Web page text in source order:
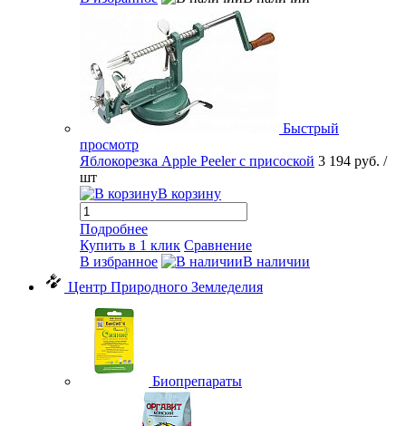
Быстрый
просмотр
Яблокорезка Apple Peeler с присоской 3 194 руб. /
шт
В корзину
Подробнее
Купить в 1 клик Сравнение
В избранное
В наличии
Центр Природного Земледелия
Биопрепараты